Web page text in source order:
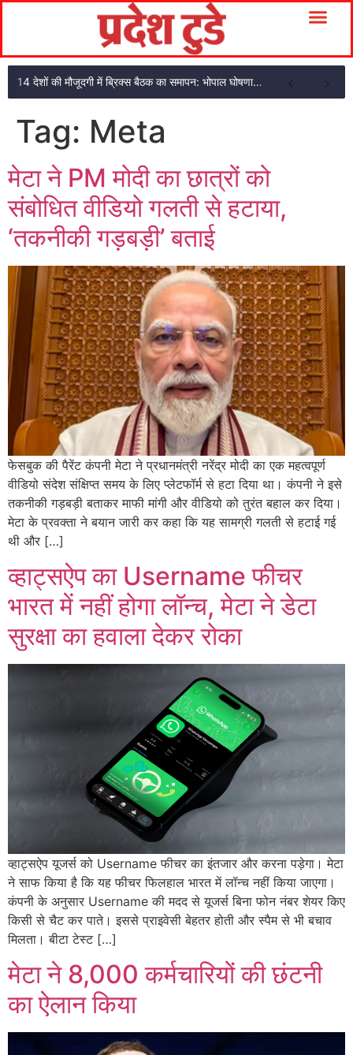
14 देशों की मौजूदगी में ब्रिक्स बैठक का समापन: भोपाल घोषणा पत्र अपनाया
Tag: Meta
मेटा ने PM मोदी का छात्रों को
संबोधित वीडियो गलती से हटाया,
‘तकनीकी गड़बड़ी’ बताई
फेसबुक की पैरेंट कंपनी मेटा ने प्रधानमंत्री नरेंद्र मोदी का एक महत्वपूर्ण
वीडियो संदेश संक्षिप्त समय के लिए प्लेटफॉर्म से हटा दिया था। कंपनी ने इसे
तकनीकी गड़बड़ी बताकर माफी मांगी और वीडियो को तुरंत बहाल कर दिया।
मेटा के प्रवक्ता ने बयान जारी कर कहा कि यह सामग्री गलती से हटाई गई
थी और […]
व्हाट्सऐप का Username फीचर
भारत में नहीं होगा लॉन्च, मेटा ने डेटा
सुरक्षा का हवाला देकर रोका
व्हाट्सऐप यूजर्स को Username फीचर का इंतजार और करना पड़ेगा। मेटा
ने साफ किया है कि यह फीचर फिलहाल भारत में लॉन्च नहीं किया जाएगा।
कंपनी के अनुसार Username की मदद से यूजर्स बिना फोन नंबर शेयर किए
किसी से चैट कर पाते। इससे प्राइवेसी बेहतर होती और स्पैम से भी बचाव
मिलता। बीटा टेस्ट […]
मेटा ने 8,000 कर्मचारियों की छंटनी
का ऐलान किया